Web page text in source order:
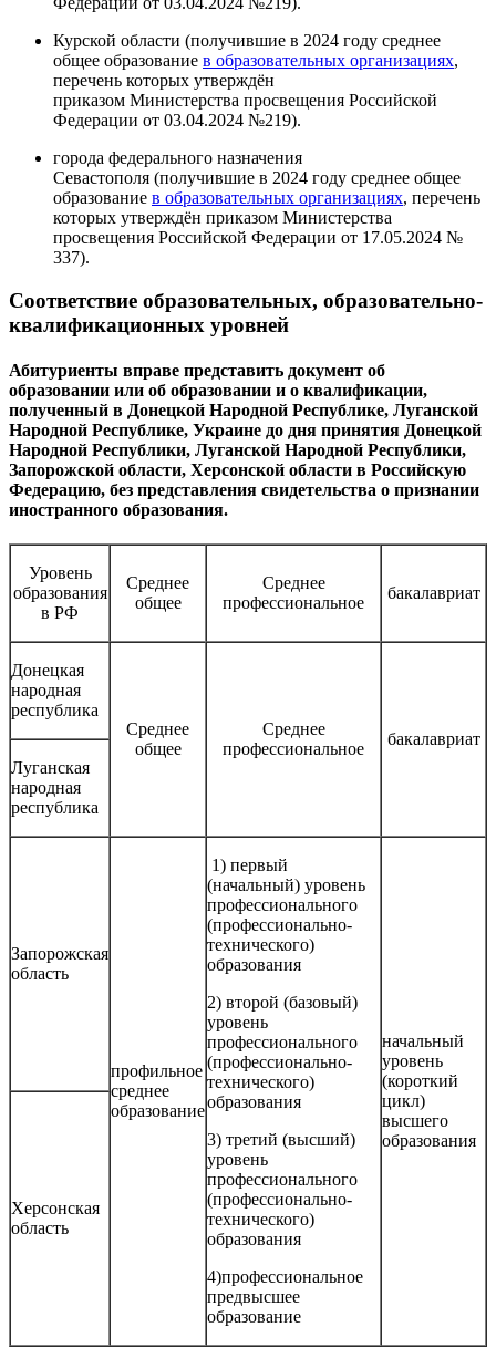
Курской области (получившие в 2024 году среднее
общее образование в образовательных организациях,
перечень которых утверждён
приказом Министерства просвещения Российской
Федерации от 03.04.2024 №219).
города федерального назначения
Севастополя (получившие в 2024 году среднее общее
образование в образовательных организациях, перечень
которых утверждён приказом Министерства
просвещения Российской Федерации от 17.05.2024 №
337).
Соответствие образовательных, образовательно-
квалификационных уровней
Абитуриенты вправе представить документ об
образовании или об образовании и о квалификации,
полученный в Донецкой Народной Республике, Луганской
Народной Республике, Украине до дня принятия Донецкой
Народной Республики, Луганской Народной Республики,
Запорожской области, Херсонской области в Российскую
Федерацию, без представления свидетельства о признании
иностранного образования.
Уровень
образования
в РФ
Среднее
общее
Среднее
профессиональное
бакалавриат
Донецкая
народная
республика
Среднее
общее
Среднее
профессиональное
бакалавриат
Луганская
народная
республика
Запорожская
область
профильное
среднее
образование
1) первый
(начальный) уровень
профессионального
(профессионально-
технического)
образования
2) второй (базовый)
уровень
профессионального
(профессионально-
технического)
образования
3) третий (высший)
уровень
профессионального
(профессионально-
технического)
образования
4)профессиональное
предвысшее
образование
начальный
уровень
(короткий
цикл)
высшего
образования
Херсонская
область